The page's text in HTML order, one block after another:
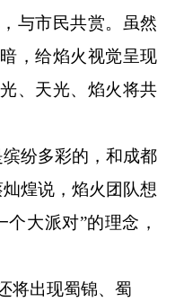
与市民共赏。虽然
，给焰火视觉呈现
、天光、焰火将共
纷多彩的，和成都
煌说，焰火团队想
大派对”的理念，
出现蜀锦、蜀